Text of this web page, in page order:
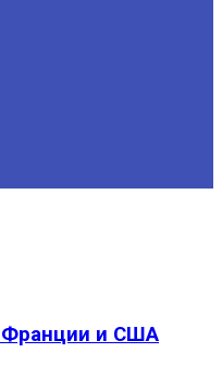
Франции и США